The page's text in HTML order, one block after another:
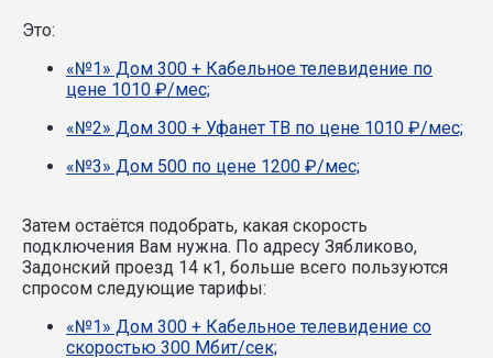
Это:
«№1» Дом 300 + Кабельное телевидение по
цене 1010 ₽/мес;
«№2» Дом 300 + Уфанет ТВ по цене 1010 ₽/мес;
«№3» Дом 500 по цене 1200 ₽/мес;
Затем остаётся подобрать, какая скорость
подключения Вам нужна. По адресу Зябликово,
Задонский проезд 14 к1, больше всего пользуются
спросом следующие тарифы:
«№1» Дом 300 + Кабельное телевидение со
скоростью 300 Мбит/сек;